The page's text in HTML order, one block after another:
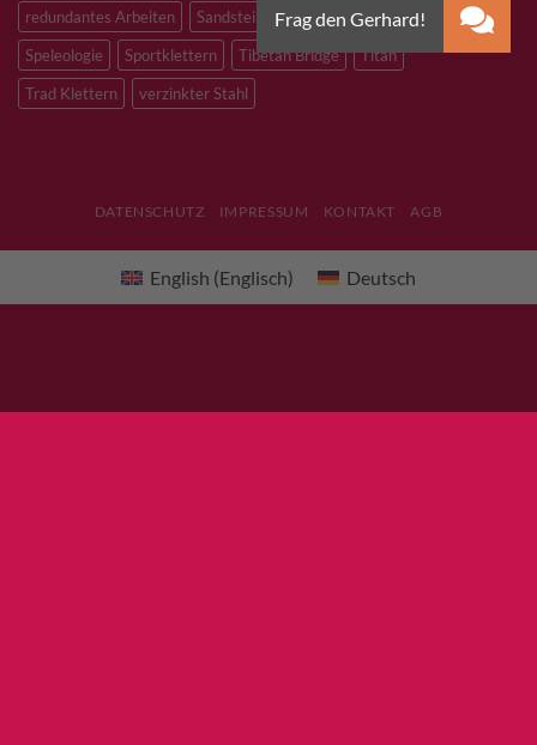
redundantes Arbeiten
Sandstein Skitouren
Slacklining
Speleologie
Sportklettern Tibetan Bridge
Titan
Trad Klettern
verzinkter Stahl
DATENSCHUTZ IMPRESSUM KONTAKT AGB
English (Englisch) Deutsch